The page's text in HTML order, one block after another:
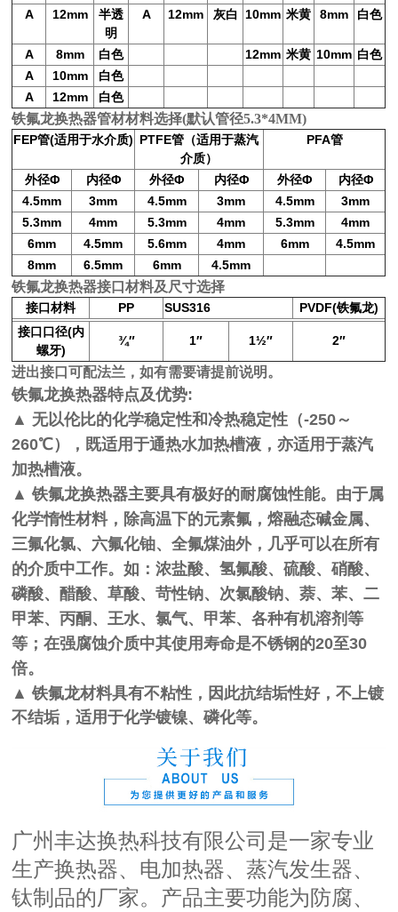
A 12mm
半透
明
A 12mm 灰白 10mm 米黄 8mm 白色
A 8mm 白色 12mm 米黄 10mm 白色
A
10mm
白色
A
12mm 白色
铁氟龙换热器管材材料选择(默认管径5.3*4MM)
FEP管(适用于水介质) PTFE管 （适用于蒸汽
介质）
PFA管
外径Φ 内径Φ 外径Φ 内径Φ 外径Φ 内径Φ
4.5mm
3mm 4.5mm 3mm 4.5mm
3mm
5.3mm
4mm 5.3mm 4mm 5.3mm
4mm
6mm
4.5mm 5.6mm 4mm 6mm
4.5mm
8mm
6.5mm 6mm 4.5mm
铁氟龙换热器接口材料及尺寸选择
接口材料 PP SUS316 PVDF(铁氟龙)
接口口径(内
螺牙)
¾″ 1″ 1½″ 2″
进出接口可配法兰，如有需要请提前说明。
铁氟龙换热器特点及优势:
▲ 无以伦比的化学稳定性和冷热稳定性（-250～
260℃），既适用于通热水加热槽液，亦适用于蒸汽
加热槽液。
▲铁氟龙换热器主要具有极好的耐腐蚀性能。由于属
化学惰性材料，除高温下的元素氟，熔融态碱金属、
三氟化氯、六氟化铀、全氟煤油外，几乎可以在所有
的介质中工作。如：浓盐酸、氢氟酸、硫酸、硝酸、
磷酸、醋酸、草酸、苛性钠、次氯酸钠、萘、苯、二
甲苯、丙酮、王水、氯气、甲苯、各种有机溶剂等
等；在强腐蚀介质中其使用寿命是不锈钢的20至30
倍。
▲ 铁氟龙材料具有不粘性，因此抗结垢性好，不上镀
不结垢，适用于化学镀镍、磷化等。
广州丰达换热科技有限公司是一家专业
生产换热器、电加热器、蒸汽发生器、
钛制品的厂家。产品主要功能为防腐、